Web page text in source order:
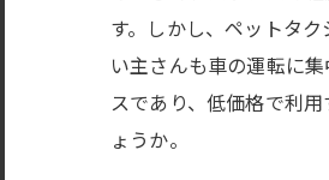
す。しかし、ペットタ
い主さんも車の運転に
スであり、低価格で利
ょうか。